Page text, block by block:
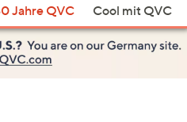
Jahre QVC Cool mit QVC